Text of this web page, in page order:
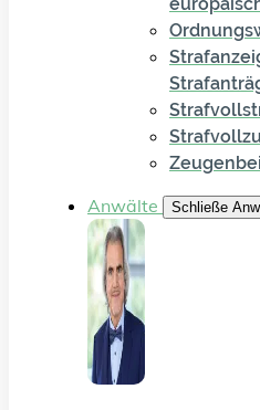
Anwälte Schließe